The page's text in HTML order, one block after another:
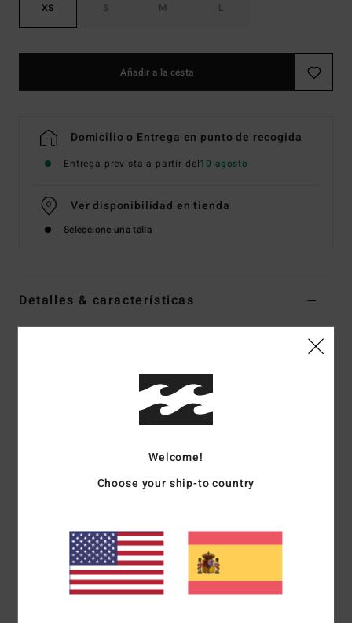
XS S M L
Añadir a la cesta
Domicilio o Entrega en punto de recogida
Entrega prevista a partir del10 agosto
Ver disponibilidad en tienda
Seleccione una talla
Detalles & características
tejido de viscosa
Escote redondo
Marca:Placa metálica
Otras características:escote y cintura con lazos de
tejido a juego
Welcome!
Choose your ship-to country